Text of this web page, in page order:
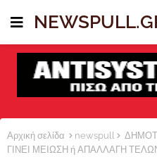
Αρχική σελίδα newspull
ΓΙΝΕΙ ΜΕΙΩΣΗ ή ΑΠΑΛΛΑΓΗ